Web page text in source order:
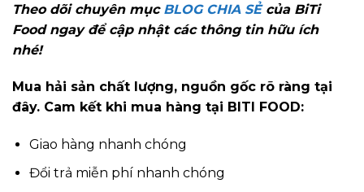
Theo dõi chuyên mục BLOG CHIA SẺcủa BiTi
Food ngay để cập nhật các thông tin hữu ích
nhé!
Mua hải sản chất lượng, nguồn gốc rõ ràng tại
đây. Cam kết khi mua hàng tại BITI FOOD:
Giao hàng nhanh chóng
Đổi trả miễn phí nhanh chóng